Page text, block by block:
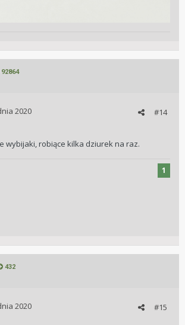
92864
#14
2020
wybijaki, robiące kilka dziurek na raz.
1
432
#15
2020